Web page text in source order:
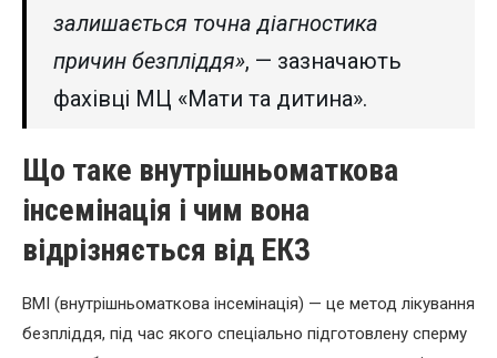
залишається точна діагностика
причин безпліддя», — зазначають
фахівці МЦ «Мати та дитина».
Що таке внутрішньоматкова
інсемінація і чим вона
відрізняється від ЕКЗ
ВМІ (внутрішньоматкова інсемінація) — це метод лікування
безпліддя, під час якого спеціально підготовлену сперму